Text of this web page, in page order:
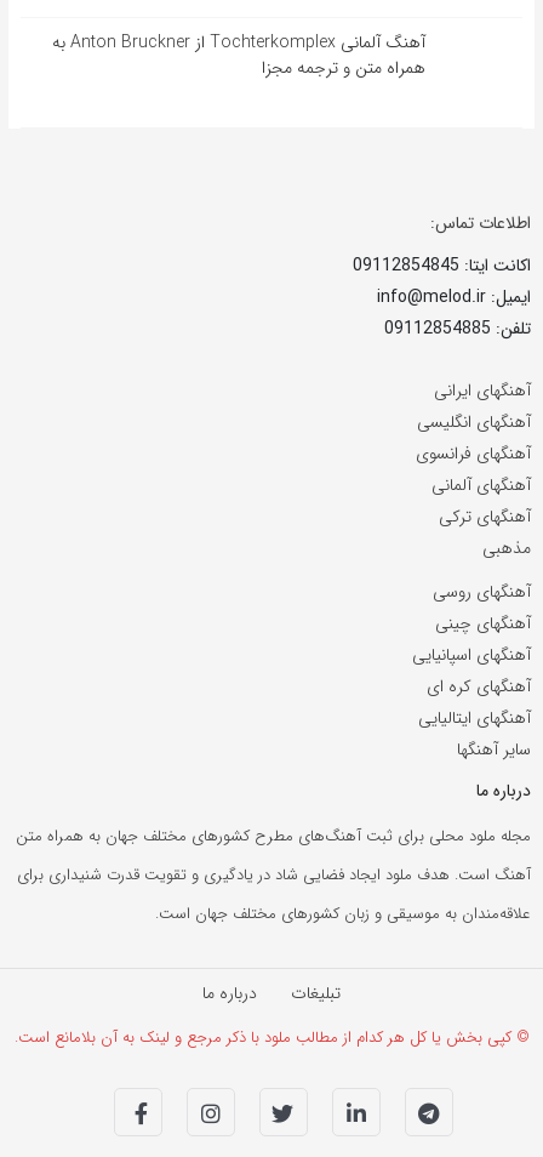
آهنگ آلمانی Tochterkomplex از Anton Bruckner به
همراه متن و ترجمه مجزا
اطلاعات تماس:
اکانت ایتا: 09112854845
ایمیل: info@melod.ir
تلفن: 09112854885
آهنگهای ایرانی
آهنگهای انگلیسی
آهنگهای فرانسوی
آهنگهای آلمانی
آهنگهای ترکی
مذهبی
آهنگهای روسی
آهنگهای چینی
آهنگهای اسپانیایی
آهنگهای کره ای
آهنگهای ایتالیایی
سایر آهنگها
درباره ما
مجله ملود محلی برای ثبت آهنگ‌های مطرح کشورهای مختلف جهان به همراه متن
آهنگ است. هدف ملود ایجاد فضایی شاد در یادگیری و تقویت قدرت شنیداری برای
علاقه‌مندان به موسیقی و زبان کشورهای مختلف جهان است.
تبلیغات درباره ما
© کپی بخش یا کل هر کدام از مطالب ملود با ذکر مرجع و لینک به آن بلامانع است.